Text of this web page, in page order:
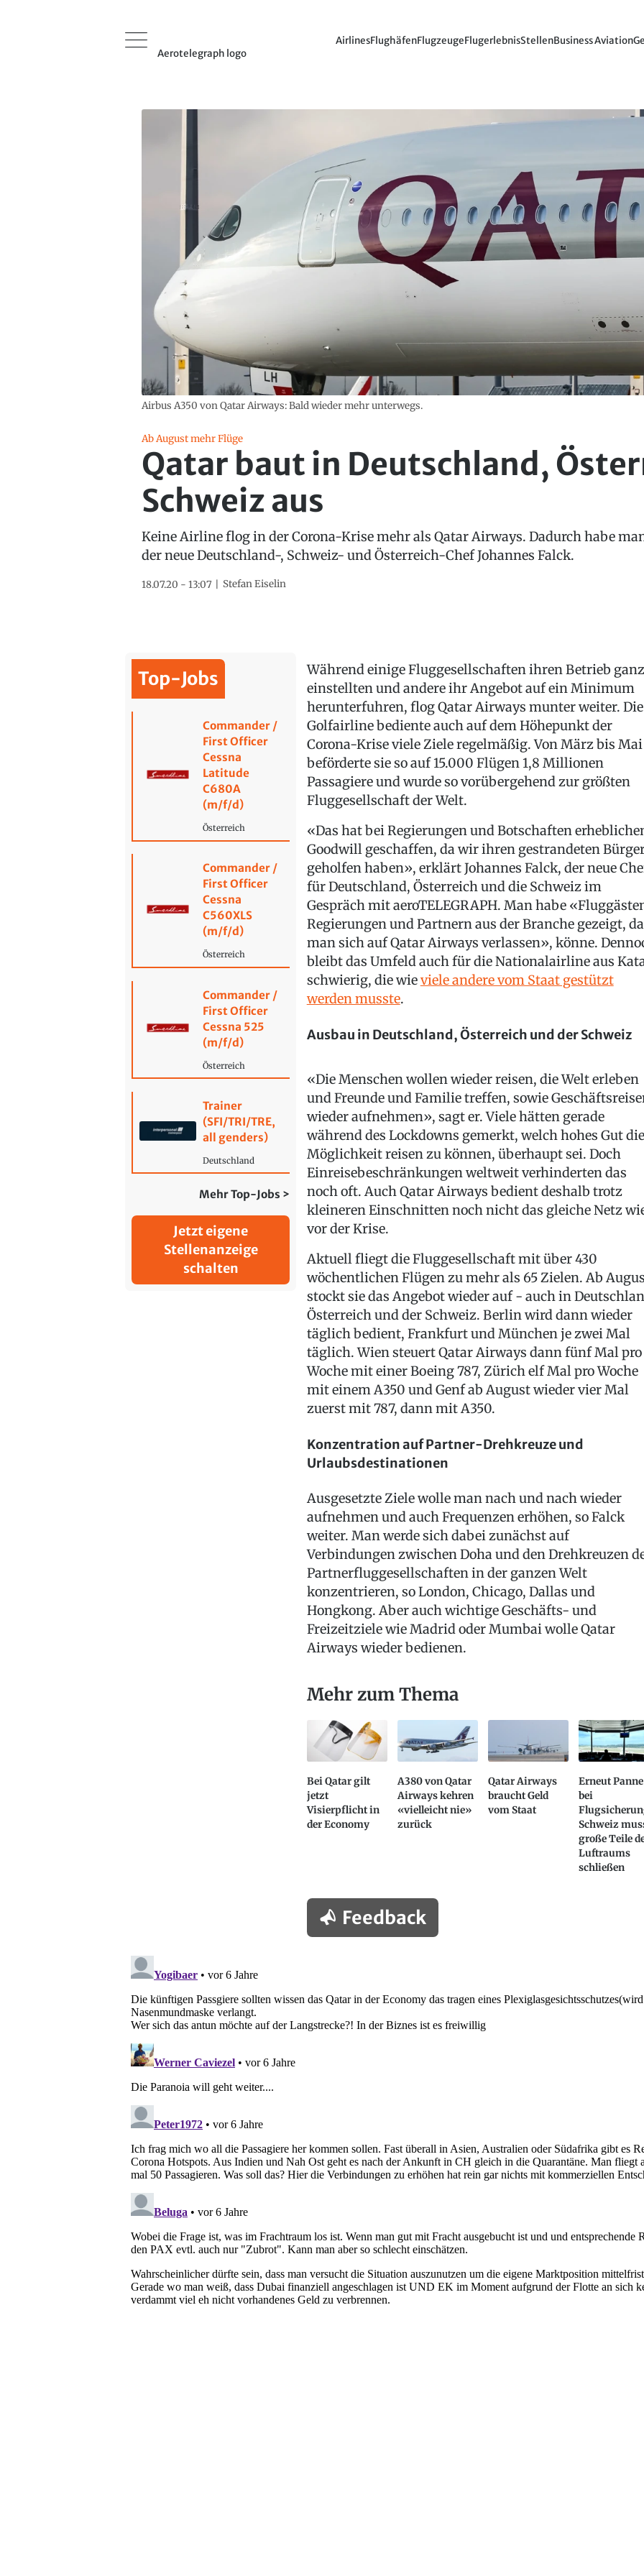
Aerotelegraph logo
AirlinesFlughäfenFlugzeugeFlugerlebnisStellenBusiness Aviation
Airbus A350 von Qatar Airways: Bald wieder mehr unterwegs.
Ab August mehr Flüge
Qatar baut in Deutschland,
Schweiz aus
Keine Airline flog in der Corona-Krise mehr als Qatar Airways. Dadurch habe
der neue Deutschland-, Schweiz- und Österreich-Chef Johannes Falck.
18.07.20 - 13:07 Stefan Eiselin
Top-Jobs
Commander /
First Officer
Cessna
Latitude
C680A
(m/f/d)
Österreich
Commander /
First Officer
Cessna
C560XLS
(m/f/d)
Österreich
Commander /
First Officer
Cessna 525
(m/f/d)
Österreich
Trainer
(SFI/TRI/TRE,
all genders)
Deutschland
Mehr Top-Jobs >
Jetzt eigene
Stellenanzeige
schalten
Während einige Fluggesellschaften ihren Betrieb ganz
einstellten und andere ihr Angebot auf ein Minimum
herunterfuhren, flog Qatar Airways munter weiter. Die
Golfairline bediente auch auf dem Höhepunkt der
Corona-Krise viele Ziele regelmäßig. Von März bis Mai
beförderte sie so auf 15.000 Flügen 1,8 Millionen
Passagiere und wurde so vorübergehend zur größten
Fluggesellschaft der Welt.
«Das hat bei Regierungen und Botschaften
Goodwill geschaffen, da wir ihren gestrandeten
geholfen haben», erklärt Johannes Falck, der neue
für Deutschland, Österreich und die Schweiz im
Gespräch mit aeroTELEGRAPH. Man habe
Regierungen und Partnern aus der Branche gezeigt,
man sich auf Qatar Airways verlassen», könne.
bleibt das Umfeld auch für die Nationalairline aus
schwierig, die wieviele andere vom Staat gestützt
werden musste.
Ausbau in Deutschland, Österreich und der Schweiz
«Die Menschen wollen wieder reisen, die Welt erleben
und Freunde und Familie treffen, sowie
wieder aufnehmen», sagt er. Viele hätten gerade
während des Lockdowns gemerkt, welch hohes Gut die
Möglichkeit reisen zu können, überhaupt sei. Doch
Einreisebeschränkungen weltweit verhinderten das
noch oft. Auch Qatar Airways bedient deshalb trotz
kleineren Einschnitten noch nicht das gleiche Netz
vor der Krise.
Aktuell fliegt die Fluggesellschaft mit über 430
wöchentlichen Flügen zu mehr als 65 Zielen. Ab
stockt sie das Angebot wieder auf - auch in
Österreich und der Schweiz. Berlin wird dann wieder
täglich bedient, Frankfurt und München je zwei Mal
täglich. Wien steuert Qatar Airways dann fünf Mal pro
Woche mit einer Boeing 787, Zürich elf Mal pro Woche
mit einem A350 und Genf ab August wieder vier Mal
zuerst mit 787, dann mit A350.
Konzentration auf Partner-Drehkreuze und
Urlaubsdestinationen
Ausgesetzte Ziele wolle man nach und nach wieder
aufnehmen und auch Frequenzen erhöhen, so Falck
weiter. Man werde sich dabei zunächst auf
Verbindungen zwischen Doha und den Drehkreuzen
Partnerfluggesellschaften in der ganzen Welt
konzentrieren, so London, Chicago, Dallas und
Hongkong. Aber auch wichtige Geschäfts- und
Freizeitziele wie Madrid oder Mumbai wolle Qatar
Airways wieder bedienen.
Mehr zum Thema
Bei Qatar gilt
jetzt
Visierpflicht in
der Economy
A380 von Qatar
Airways kehren
«vielleicht nie»
zurück
Qatar Airways
braucht Geld
vom Staat
Erneut Panne
bei
Schweiz
große Teile
Luftraums
schließen
Feedback